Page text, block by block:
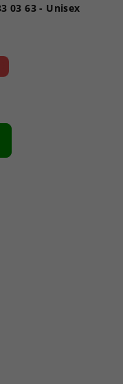
Reebok sluneční brýle RVZ233 03 63 - Unisex